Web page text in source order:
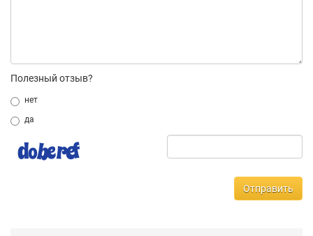
Полезный отзыв?
нет
да
Отправить